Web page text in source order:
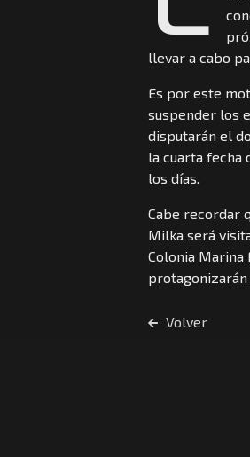
llevar a cabo
Es por este
suspender los
disputarán el
la cuarta fecha
los días.
Cabe recordar
Milka será
Colonia
protagonizarán
Volver